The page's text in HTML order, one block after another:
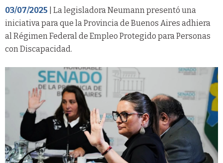
03/07/2025 | La legisladora Neumann presentó una
iniciativa para que la Provincia de Buenos Aires adhiera
al Régimen Federal de Empleo Protegido para Personas
con Discapacidad.